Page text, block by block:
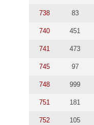
738 83
740 451
741 473
745 97
748 999
751 181
752 105